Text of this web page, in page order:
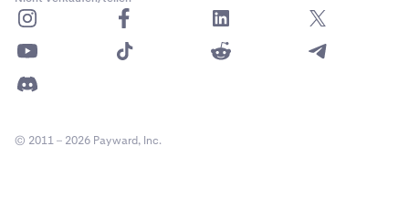
© 2011 – 2026 Payward, Inc.